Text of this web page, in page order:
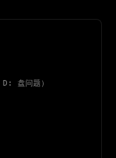
盘问题）